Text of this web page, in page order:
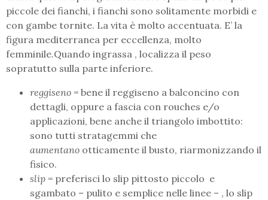
piccole dei fianchi, i fianchi sono solitamente morbidi e
con gambe tornite. La vita è molto accentuata. E’ la
figura mediterranea per eccellenza, molto
femminile.Quando ingrassa , localizza il peso
sopratutto sulla parte inferiore.
reggiseno = bene il reggiseno a balconcino con
dettagli, oppure a fascia con rouches e/o
applicazioni, bene anche il triangolo imbottito:
sono tutti stratagemmi che
aumentano otticamente il busto, riarmonizzando il
fisico.
slip = preferisci lo slip pittosto piccolo e
sgambato – pulito e semplice nelle linee – , lo slip